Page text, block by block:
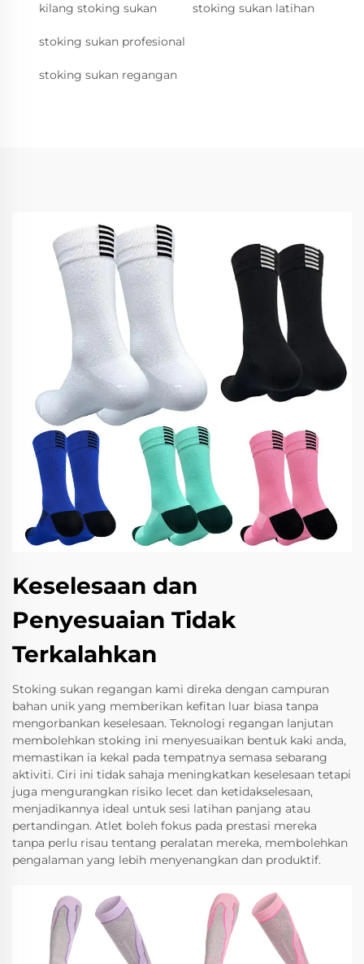
kilang stoking sukan stoking sukan latihan
stoking sukan profesional
stoking sukan regangan
Keselesaan dan
Penyesuaian Tidak
Terkalahkan
Stoking sukan regangan kami direka dengan campuran
bahan unik yang memberikan kefitan luar biasa tanpa
mengorbankan keselesaan. Teknologi regangan lanjutan
membolehkan stoking ini menyesuaikan bentuk kaki anda,
memastikan ia kekal pada tempatnya semasa sebarang
aktiviti. Ciri ini tidak sahaja meningkatkan keselesaan tetapi
juga mengurangkan risiko lecet dan ketidakselesaan,
menjadikannya ideal untuk sesi latihan panjang atau
pertandingan. Atlet boleh fokus pada prestasi mereka
tanpa perlu risau tentang peralatan mereka, membolehkan
pengalaman yang lebih menyenangkan dan produktif.